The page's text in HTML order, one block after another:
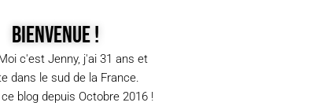
Bienvenue !
c'est Jenny, j'ai 31 ans et
dans le sud de la France.
blog depuis Octobre 2016 !